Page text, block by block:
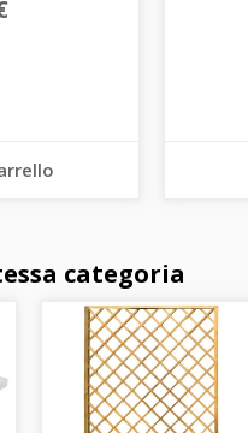
categoria